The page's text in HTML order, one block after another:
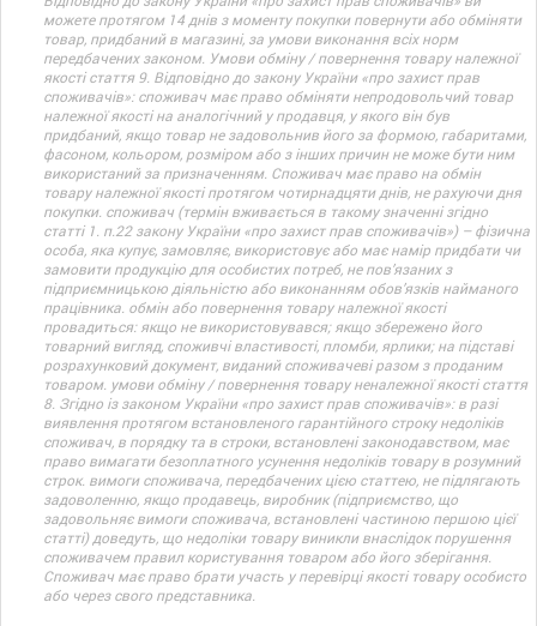
можете протягом 14 днів з моменту покупки повернути або обміняти
товар, придбаний в магазині, за умови виконання всіх норм
передбачених законом. Умови обміну / повернення товару належної
якості стаття 9. Відповідно до закону України «про захист прав
споживачів»: споживач має право обміняти непродовольчий товар
належної якості на аналогічний у продавця, у якого він був
придбаний, якщо товар не задовольнив його за формою, габаритами,
фасоном, кольором, розміром або з інших причин не може бути ним
використаний за призначенням. Споживач має право на обмін
товару належної якості протягом чотирнадцяти днів, не рахуючи дня
покупки. споживач (термін вживається в такому значенні згідно
статті 1. п.22 закону України «про захист прав споживачів») – фізична
особа, яка купує, замовляє, використовує або має намір придбати чи
замовити продукцію для особистих потреб, не пов’язаних з
підприємницькою діяльністю або виконанням обов’язків найманого
працівника. обмін або повернення товару належної якості
провадиться: якщо не використовувався; якщо збережено його
товарний вигляд, споживчі властивості, пломби, ярлики; на підставі
розрахунковий документ, виданий споживачеві разом з проданим
товаром. умови обміну / повернення товару неналежної якості стаття
8. Згідно із законом України «про захист прав споживачів»: в разі
виявлення протягом встановленого гарантійного строку недоліків
споживач, в порядку та в строки, встановлені законодавством, має
право вимагати безоплатного усунення недоліків товару в розумний
строк. вимоги споживача, передбачених цією статтею, не підлягають
задоволенню, якщо продавець, виробник (підприємство, що
задовольняє вимоги споживача, встановлені частиною першою цієї
статті) доведуть, що недоліки товару виникли внаслідок порушення
споживачем правил користування товаром або його зберігання.
Споживач має право брати участь у перевірці якості товару особисто
або через свого представника.